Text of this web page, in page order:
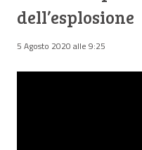
dell’esplosione
5 Agosto 2020 alle 9:25